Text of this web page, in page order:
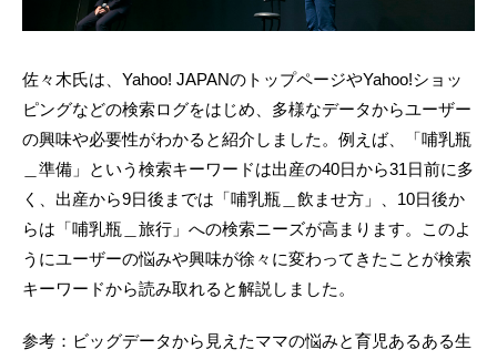
佐々木氏は、Yahoo! JAPANのトップページやYahoo!ショッ
ピングなどの検索ログをはじめ、多様なデータからユーザー
の興味や必要性がわかると紹介しました。例えば、「哺乳瓶
＿準備」という検索キーワードは出産の40日から31日前に多
く、出産から9日後までは「哺乳瓶＿飲ませ方」、10日後か
らは「哺乳瓶＿旅行」への検索ニーズが高まります。このよ
うにユーザーの悩みや興味が徐々に変わってきたことが検索
キーワードから読み取れると解説しました。
参考：ビッグデータから見えたママの悩みと育児あるある生